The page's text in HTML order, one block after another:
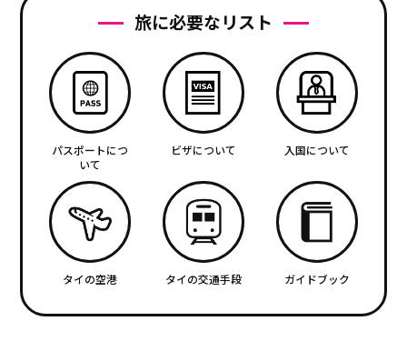
旅に必要なリスト
パスポートにつ
いて
ビザについて 入国について
タイの空港 タイの交通手段 ガイドブック